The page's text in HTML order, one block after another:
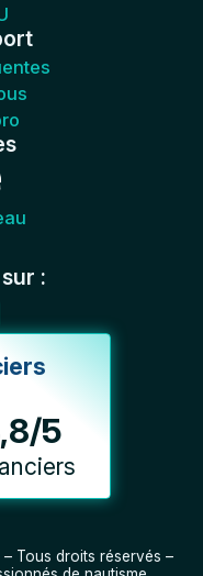
:
5
Tous droits réservés –